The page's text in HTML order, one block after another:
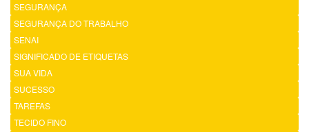
SEGURANÇA
SEGURANÇA DO TRABALHO
SENAI
SIGNIFICADO DE ETIQUETAS
SUA VIDA
SUCESSO
TAREFAS
TECIDO FINO